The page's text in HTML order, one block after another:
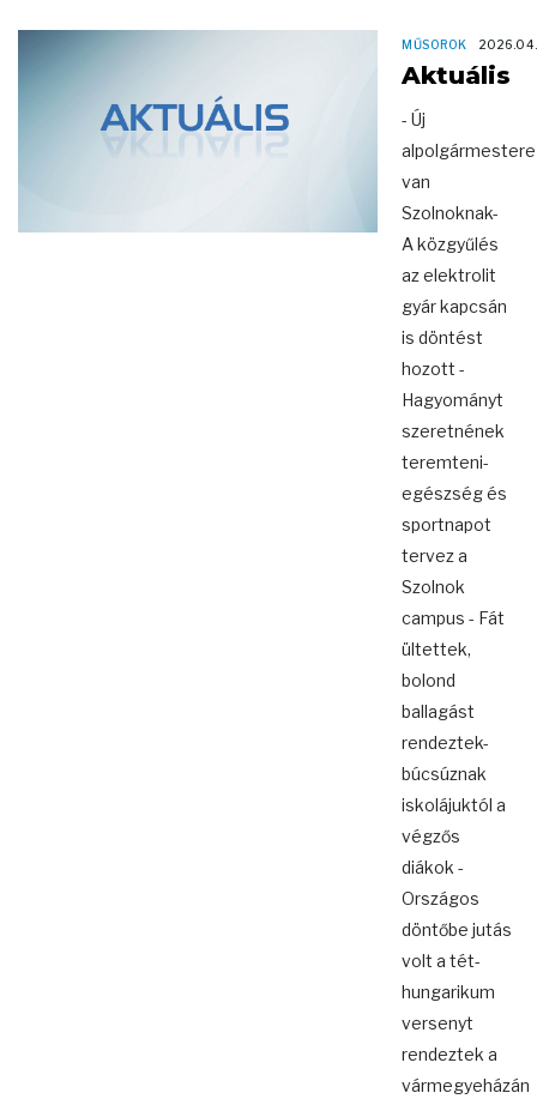
MŰSOROK
Aktuális
- Új
alpolgármestere
van
Szolnoknak-
A közgyűlés
az elektrolit
gyár kapcsán
is döntést
hozott -
Hagyományt
szeretnének
teremteni-
egészség és
sportnapot
tervez a
Szolnok
campus - Fát
ültettek,
bolond
ballagást
rendeztek-
búcsúznak
iskolájuktól a
végzős
diákok -
Országos
döntőbe jutás
volt a tét-
hungarikum
versenyt
rendeztek a
vármegyeházán